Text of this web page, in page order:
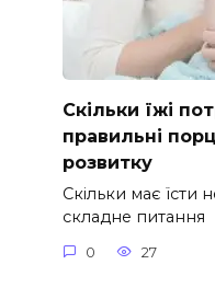
Скільки їжі
правильні
розвитку
Скільки має їсти
складне питання
0 27